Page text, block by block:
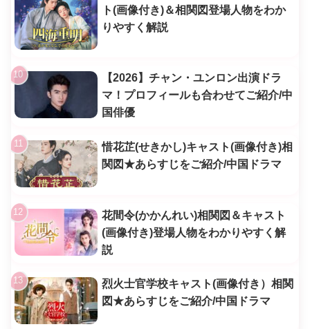
ト(画像付き)＆相関図登場人物をわか
りやすく解説
【2026】チャン・ユンロン出演ドラ
マ！プロフィールも合わせてご紹介/中
国俳優
惜花芷(せきかし)キャスト(画像付き)相
関図★あらすじをご紹介/中国ドラマ
花間令(かかんれい)相関図＆キャスト
(画像付き)登場人物をわかりやすく解
説
烈火士官学校キャスト(画像付き）相関
図★あらすじをご紹介/中国ドラマ